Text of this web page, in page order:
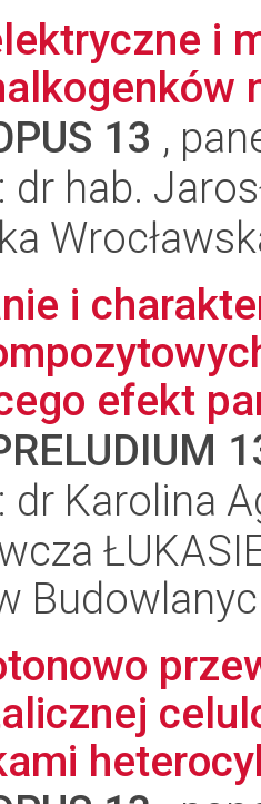
i
13 ,
dr hab.
i
efekt
dr Karolina